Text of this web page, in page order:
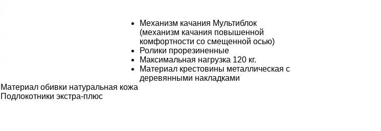
Механизм качания Мультиблок
(механизм качания повышенной
комфортности со смещенной осью)
Ролики прорезиненные
Максимальная нагрузка 120 кг.
Материал крестовины металлическая с
деревянными накладками
Материал обивки натуральная кожа
Подлокотники экстра-плюс